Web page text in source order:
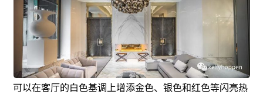
可以在客厅的白色基调上增添金色、银色和红色等闪亮热